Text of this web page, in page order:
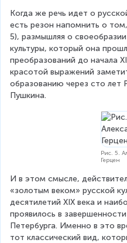
Когда же речь идет о
есть резон напомнить о
5), размышляя о
культуры, который она
преобразований до начала
красотой выражений
образованию через сто лет
Пушкина.
Рис. 5.
Герцен
И в этом смысле,
«золотым веком» русской
десятилетий XIX века и
проявилось в
Петербурга. Именно в это
тот классический вид,